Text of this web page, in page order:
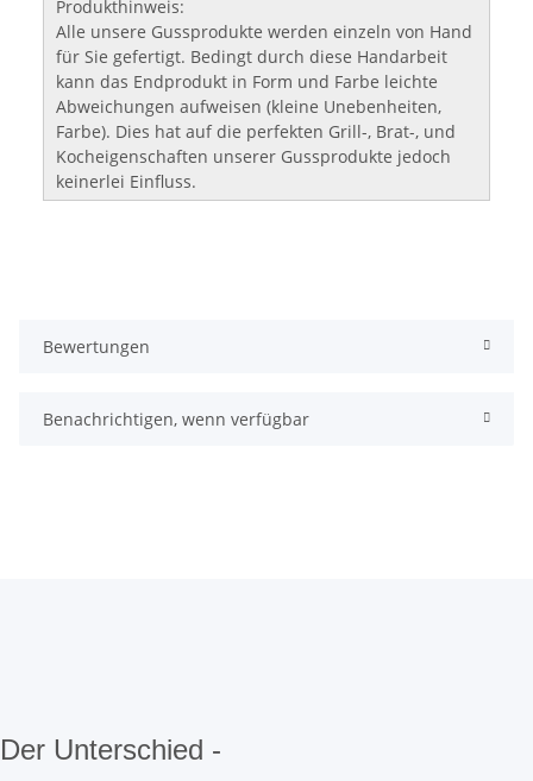
Produkthinweis:
Alle unsere Gussprodukte werden einzeln von Hand
für Sie gefertigt. Bedingt durch diese Handarbeit
kann das Endprodukt in Form und Farbe leichte
Abweichungen aufweisen (kleine Unebenheiten,
Farbe). Dies hat auf die perfekten Grill-, Brat-, und
Kocheigenschaften unserer Gussprodukte jedoch
keinerlei Einfluss.
Bewertungen
Benachrichtigen, wenn verfügbar
Der Unterschied -